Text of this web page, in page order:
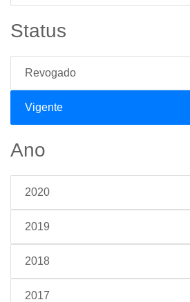
Status
Revogado
Vigente
Ano
2020
2019
2018
2017